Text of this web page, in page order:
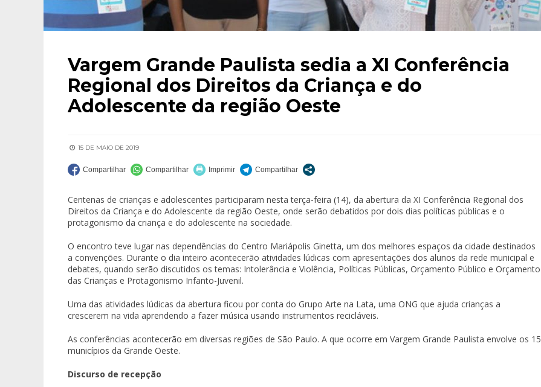
Vargem Grande Paulista sedia a XI Conferência
Regional dos Direitos da Criança e do
Adolescente da região Oeste
15 DE MAIO DE 2019
Centenas de crianças e adolescentes participaram nesta terça-feira (14), da abertura da XI Conferência Regional dos
Direitos da Criança e do Adolescente da região Oeste, onde serão debatidos por dois dias políticas públicas e o
protagonismo da criança e do adolescente na sociedade.
O encontro teve lugar nas dependências do Centro Mariápolis Ginetta, um dos melhores espaços da cidade destinados
a convenções. Durante o dia inteiro acontecerão atividades lúdicas com apresentações dos alunos da rede municipal e
debates, quando serão discutidos os temas: Intolerância e Violência, Políticas Públicas, Orçamento Público e Orçamento
das Crianças e Protagonismo Infanto-Juvenil.
Uma das atividades lúdicas da abertura ficou por conta do Grupo Arte na Lata, uma ONG que ajuda crianças a
crescerem na vida aprendendo a fazer música usando instrumentos recicláveis.
As conferências acontecerão em diversas regiões de São Paulo. A que ocorre em Vargem Grande Paulista envolve os 15
municípios da Grande Oeste.
Discurso de recepção